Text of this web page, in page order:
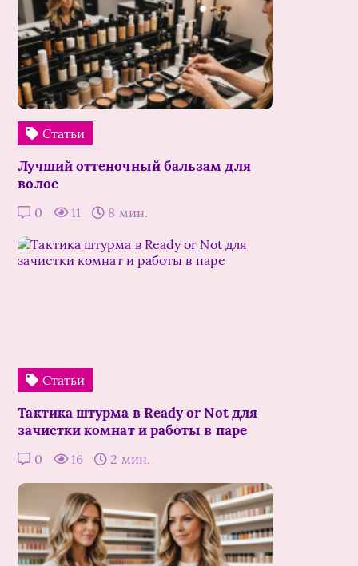
Статьи
Лучший оттеночный бальзам для
волос
0 11 8 мин.
Статьи
Тактика штурма в Ready or Not для
зачистки комнат и работы в паре
0 16 2 мин.